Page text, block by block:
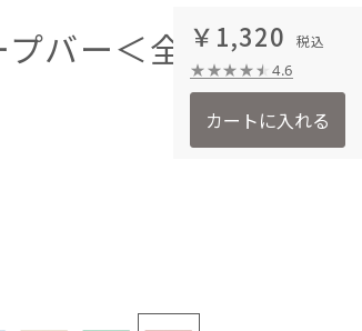
プバー＜全11種
￥1,320
4.6
カートに入れる